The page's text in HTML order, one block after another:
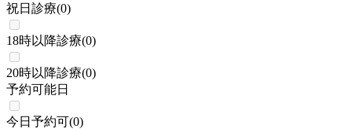
祝日診療(0)
18時以降診療(0)
20時以降診療(0)
予約可能日
今日予約可(0)